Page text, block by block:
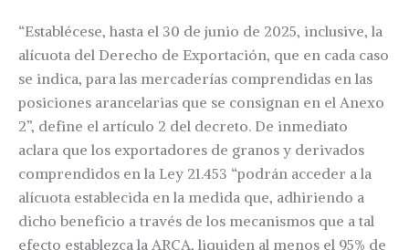
“Establécese, hasta el 30 de junio de 2025, inclusive, la
alícuota del Derecho de Exportación, que en cada caso
se indica, para las mercaderías comprendidas en las
posiciones arancelarias que se consignan en el Anexo
2”, define el artículo 2 del decreto. De inmediato
aclara que los exportadores de granos y derivados
comprendidos en la Ley 21.453 “podrán acceder a la
alícuota establecida en la medida que, adhiriendo a
dicho beneficio a través de los mecanismos que a tal
efecto establezca la ARCA, liquiden al menos el 95% de